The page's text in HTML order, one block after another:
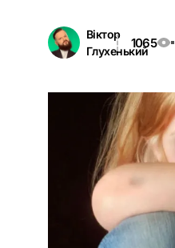
Віктор
Глухенький
1065